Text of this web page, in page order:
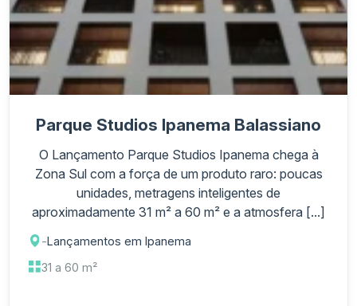
Parque Studios Ipanema Balassiano
O Lançamento Parque Studios Ipanema chega à
Zona Sul com a força de um produto raro: poucas
unidades, metragens inteligentes de
aproximadamente 31 m² a 60 m² e a atmosfera [...]
-Lançamentos em Ipanema
31 a 60 m²